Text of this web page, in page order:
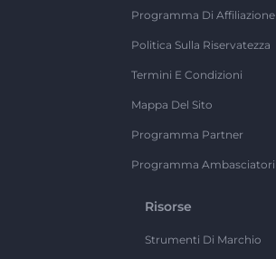
Programma Di Affiliazione
Politica Sulla Riservatezza
Termini E Condizioni
Mappa Del Sito
Programma Partner
Programma Ambasciatori
Risorse
Strumenti Di Marchio